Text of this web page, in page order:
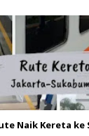
Naik Kereta ke